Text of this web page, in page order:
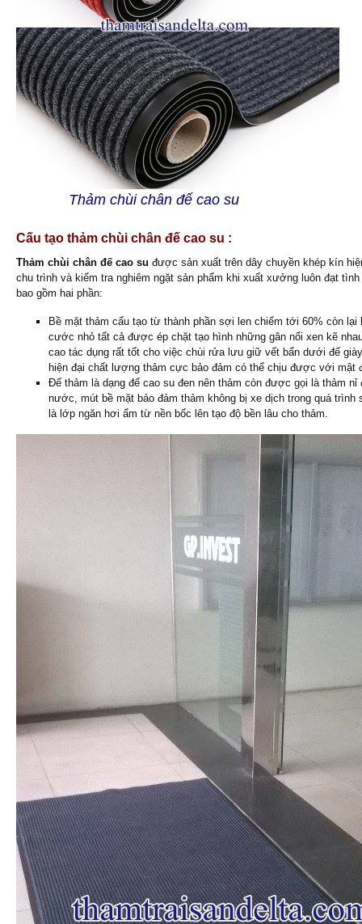
Thảm chùi chân đế cao su
Cấu tạo thảm chùi chân đế cao su :
Thảm chùi chân đế cao su được sản xuất trên dây chuyền khép kín
chu trình và kiểm tra nghiêm ngặt sản phẩm khi xuất xưởng luôn đạt
bao gồm hai phần:
Bề mặt thảm cấu tạo từ thành phần sợi len chiếm tới 60% còn
cước nhỏ tất cả được ép chặt tạo hình những gân nổi xen kẽ
cao tác dụng rất tốt cho việc chùi rửa lưu giữ vết bẩn dưới đế
hiện đại chất lượng thảm cực bảo đảm có thể chịu được với mật
Đế thảm là dạng đế cao su đen nên thảm còn được gọi là thảm nỉ
nước, mút bề mặt bảo đảm thảm không bị xe dịch trong quá trình
là lớp ngăn hơi ẩm từ nền bốc lên tạo độ bền lâu cho thảm.